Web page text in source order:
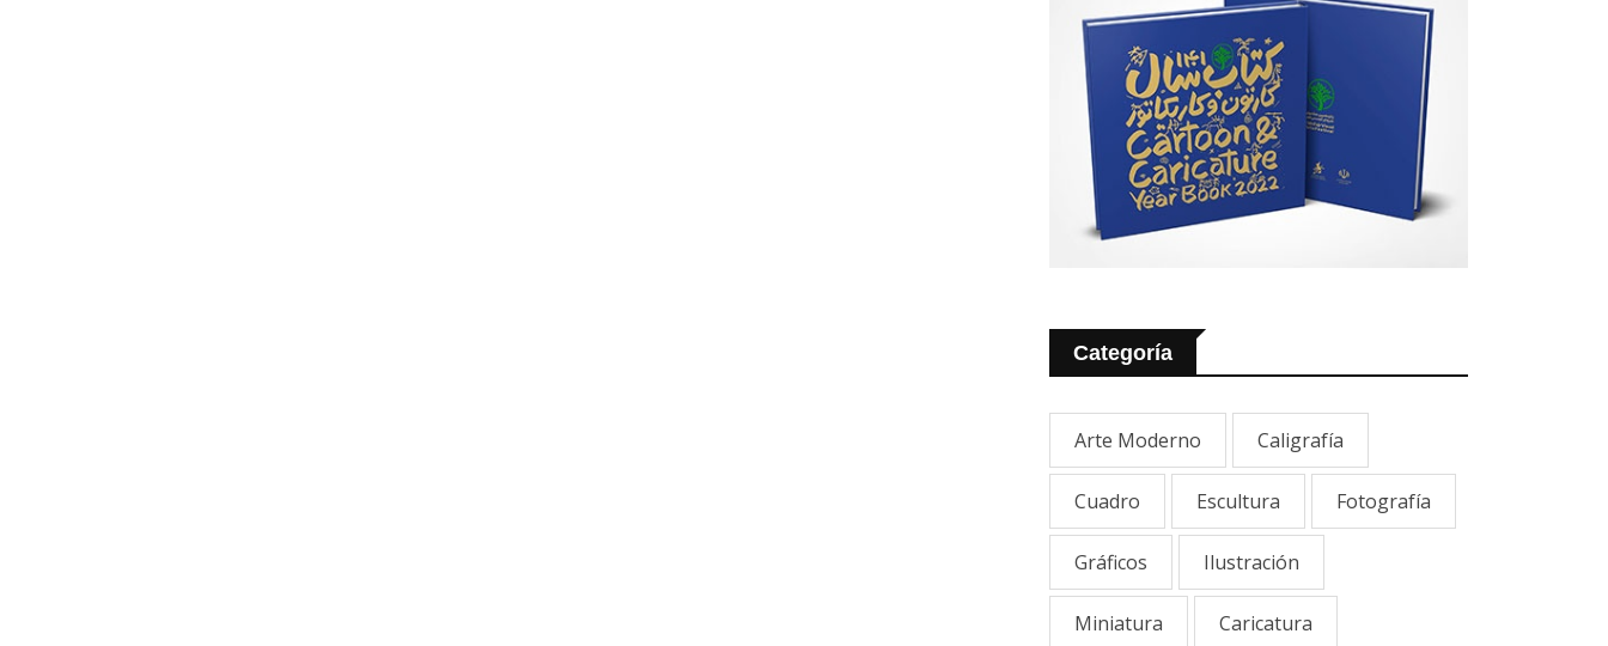
Categoría
Arte Moderno Caligrafía
Cuadro Escultura Fotografía
Gráficos Ilustración
Miniatura Caricatura